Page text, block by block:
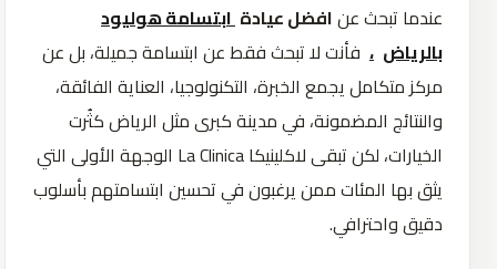
عندما تبحث عنافضل عيادةابتسامة هوليود
بالرياض ، فأنت لا تبحث فقط عن ابتسامة جميلة، بل عن
مركز متكامل يجمع الخبرة، التكنولوجيا، العناية الفائقة،
والنتائج المضمونة، في مدينة كبرى مثل الرياض كثُرت
الخيارات، لكن تبقى لاكلينيكا La Clinica الوجهة الأولى التي
يثق بها المئات ممن يرغبون في تحسين ابتسامتهم بأسلوب
دقيق واحترافي.